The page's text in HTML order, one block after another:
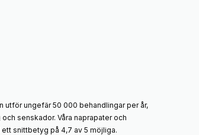
ungefär 50 000 behandlingar per år,
senskador. Våra naprapater och
snittbetyg på 4,7 av 5 möjliga.